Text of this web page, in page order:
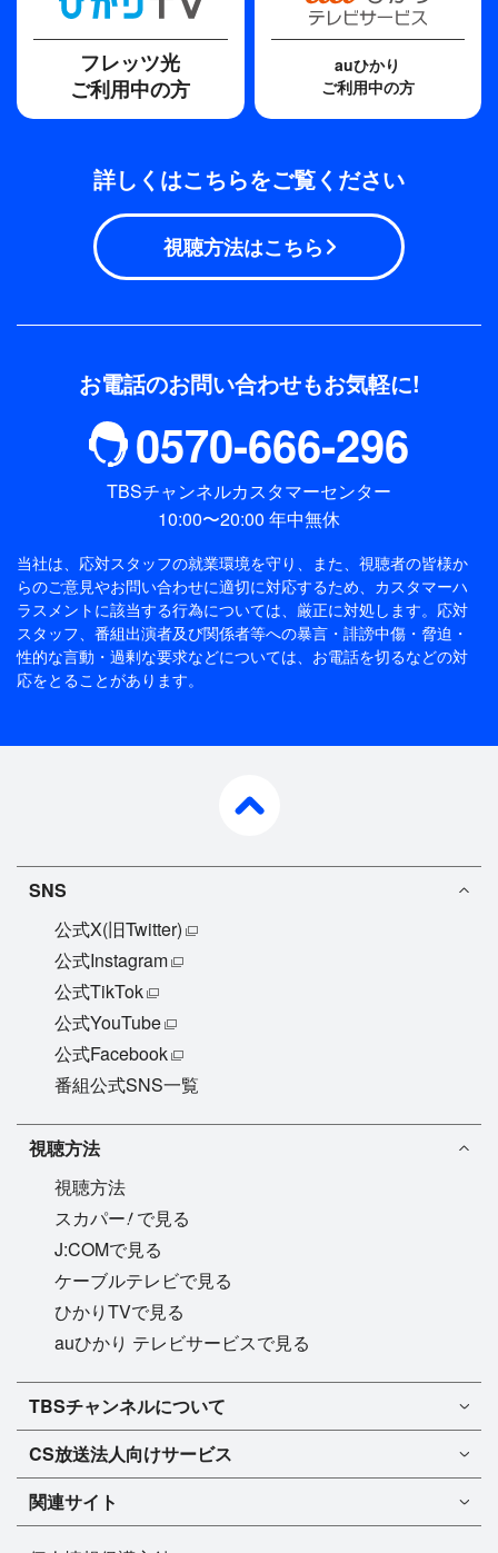
フレッツ光
ご利用中の方
auひかり
ご利用中の方
詳しくはこちらをご覧ください
視聴方法はこちら
お電話のお問い合わせもお気軽に!
0570-666-296
TBSチャンネルカスタマーセンター
10:00〜20:00 年中無休
当社は、応対スタッフの就業環境を守り、また、視聴者の皆様か
らのご意見やお問い合わせに適切に対応するため、 カスタマーハ
ラスメントに該当する行為については、厳正に対処します。応対
スタッフ、番組出演者及び関係者等への暴言・誹謗中傷・脅迫・
性的な言動・過剰な要求などについては、お電話を切るなどの対
応をとることがあります。
SNS
公式X(旧Twitter)
公式Instagram
公式TikTok
公式YouTube
公式Facebook
番組公式SNS一覧
視聴方法
視聴方法
スカパー!で見る
J:COMで見る
ケーブルテレビで見る
ひかりTVで見る
auひかり テレビサービスで見る
TBSチャンネル1
TBSチャンネル2
マンスリーガイド［PDF］
TBSチャンネルについて
TBSチャンネルについて
FAQ・よくあるご質問
インフォメーション
CS放送法人向けサービス
法人向けサービスについて
TBSチャンネル1
TBSチャンネル2
ドラマ
バラエティ
関連サイト